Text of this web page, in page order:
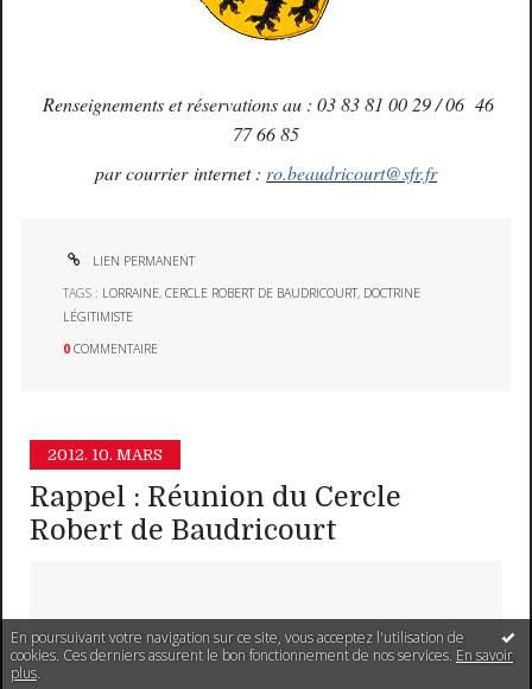
En poursuivant votre navigation sur ce site, vous acceptez l'utilisation de
cookies. Ces derniers assurent le bon fonctionnement de nos services. En savoir
plus.
Renseignements et réservations au : 03 83 81 00 29 / 06 46
77 66 85
par courrier internet : ro.beaudricourt@sfr.fr
LIEN PERMANENT
TAGS : LORRAINE,CERCLE ROBERT DE BAUDRICOURT, DOCTRINE
LÉGITIMISTE
0 COMMENTAIRE
2012. 10. MARS
Rappel : Réunion du Cercle
Robert de Baudricourt